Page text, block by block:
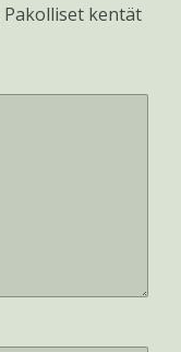
Pakolliset kentät